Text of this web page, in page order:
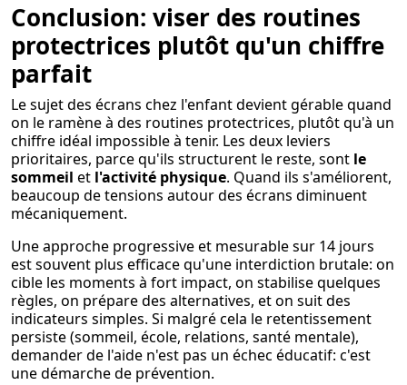
Conclusion: viser des routines
protectrices plutôt qu'un chiffre
parfait
Le sujet des écrans chez l'enfant devient gérable quand
on le ramène à des routines protectrices, plutôt qu'à un
chiffre idéal impossible à tenir. Les deux leviers
prioritaires, parce qu'ils structurent le reste, sont le
sommeil et l'activité physique. Quand ils s'améliorent,
beaucoup de tensions autour des écrans diminuent
mécaniquement.
Une approche progressive et mesurable sur 14 jours
est souvent plus efficace qu'une interdiction brutale: on
cible les moments à fort impact, on stabilise quelques
règles, on prépare des alternatives, et on suit des
indicateurs simples. Si malgré cela le retentissement
persiste (sommeil, école, relations, santé mentale),
demander de l'aide n'est pas un échec éducatif: c'est
une démarche de prévention.